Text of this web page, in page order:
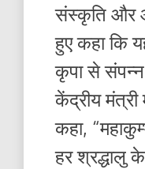
संस्कृति और
हुए कहा कि
कृपा से संपन्न
केंद्रीय
कहा,
हर श्रद्धालु